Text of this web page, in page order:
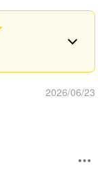
2026/06/23